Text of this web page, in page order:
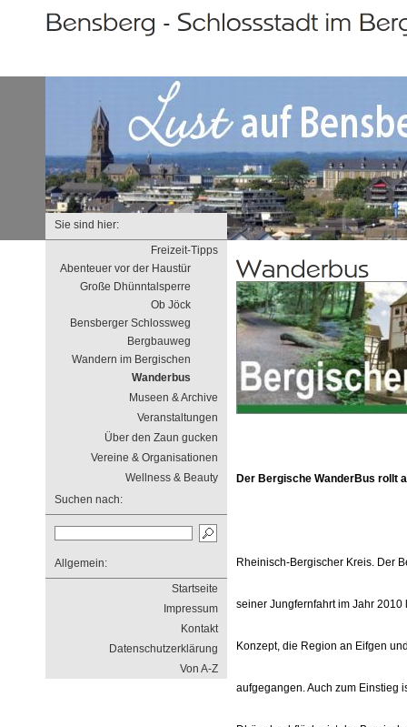
Sie sind hier:
Freizeit-Tipps
Abenteuer vor der Haustür
Große Dhünntalsperre
Ob Jöck
Bensberger Schlossweg
Bergbauweg
Wandern im Bergischen
Wanderbus
Museen & Archive
Veranstaltungen
Über den Zaun gucken
Vereine & Organisationen
Wellness & Beauty
Suchen nach:
Allgemein:
Startseite
Impressum
Kontakt
Datenschutzerklärung
Von A-Z
Der Bergische WanderBus rollt
Rheinisch-Bergischer Kreis. Der
seiner Jungfernfahrt im Jahr
Konzept, die Region an Eifgen
aufgegangen. Auch zum Einstieg